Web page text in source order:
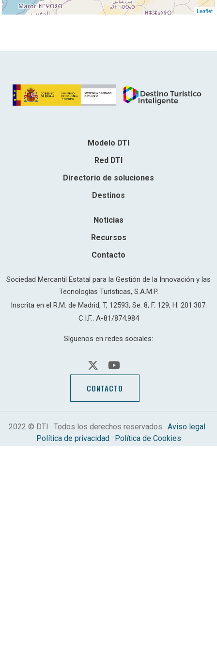
Leaflet
Modelo DTI
Red DTI
Directorio de soluciones
Destinos
Noticias
Recursos
Contacto
Sociedad Mercantil Estatal para la Gestión de la Innovación y las
Tecnologías Turísticas, S.A.M.P.
Inscrita en el R.M. de Madrid, T, 12593, Se. 8, F. 129, H. 201.307.
C.I.F.: A-81/874.984
Síguenos en redes sociales:
CONTACTO
2022 © DTI · Todos los derechos reservados · Aviso legal·
Política de privacidad· Política de Cookies